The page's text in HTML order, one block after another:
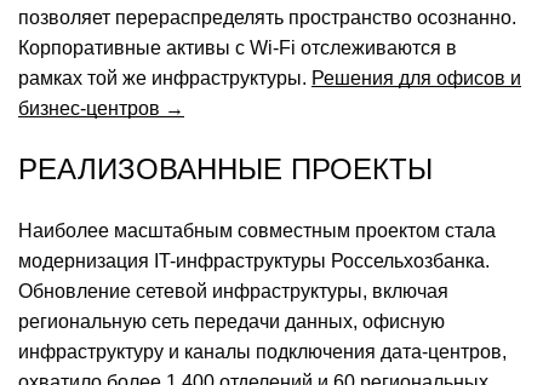
позволяет перераспределять пространство осознанно.
Корпоративные активы с Wi-Fi отслеживаются в
рамках той же инфраструктуры. Решения для офисов и
бизнес-центров →
РЕАЛИЗОВАННЫЕ ПРОЕКТЫ
Наиболее масштабным совместным проектом стала
модернизация IT-инфраструктуры Россельхозбанка.
Обновление сетевой инфраструктуры, включая
региональную сеть передачи данных, офисную
инфраструктуру и каналы подключения дата-центров,